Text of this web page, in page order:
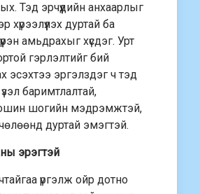
Тэд эрчүүдийн анхаарлыг
хүрээлүүлэх дуртай ба
амьдрахыг хүсдэг. Урт
гэрлэлтийг бий
эсэхтээ эргэлздэг ч тэд
баримтлалтай,
шогийн мэдрэмжтэй,
дуртай эмэгтэй.
эрэгтэй
үргэлж ойр дотно